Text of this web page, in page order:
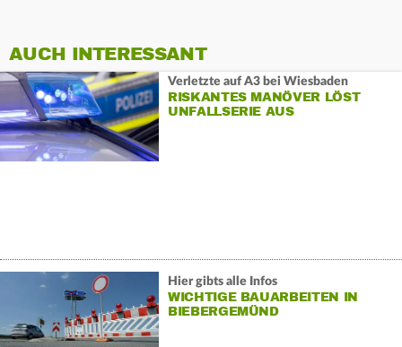
AUCH INTERESSANT
Verletzte auf A3 bei Wiesbaden
RISKANTES MANÖVER LÖST
UNFALLSERIE AUS
Hier gibts alle Infos
WICHTIGE BAUARBEITEN IN
BIEBERGEMÜND